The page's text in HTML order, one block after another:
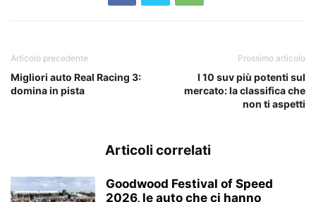
Articolo precedente
Migliori auto Real Racing 3:
domina in pista
Prossimo articolo
I 10 suv più potenti sul
mercato: la classifica che
non ti aspetti
Articoli correlati
Goodwood Festival of Speed
2026, le auto che ci hanno